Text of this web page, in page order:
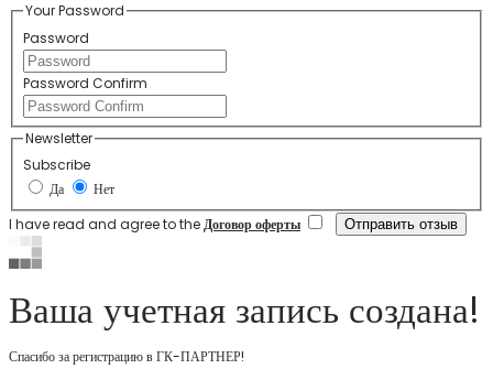
Your Password
Password
Password Confirm
Newsletter
Subscribe
Да
Нет
I have read and agree to theДоговор оферты
Ваша учетная запись создана!
Спасибо за регистрацию в ГК-ПАРТНЕР!